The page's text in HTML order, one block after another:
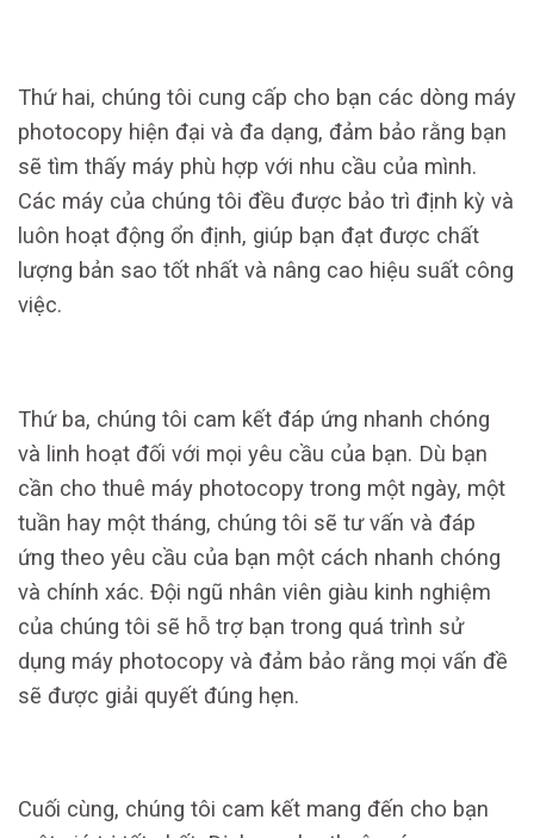
Thứ hai, chúng tôi cung cấp cho bạn các dòng máy
photocopy hiện đại và đa dạng, đảm bảo rằng bạn
sẽ tìm thấy máy phù hợp với nhu cầu của mình.
Các máy của chúng tôi đều được bảo trì định kỳ và
luôn hoạt động ổn định, giúp bạn đạt được chất
lượng bản sao tốt nhất và nâng cao hiệu suất công
việc.
Thứ ba, chúng tôi cam kết đáp ứng nhanh chóng
và linh hoạt đối với mọi yêu cầu của bạn. Dù bạn
cần cho thuê máy photocopy trong một ngày, một
tuần hay một tháng, chúng tôi sẽ tư vấn và đáp
ứng theo yêu cầu của bạn một cách nhanh chóng
và chính xác. Đội ngũ nhân viên giàu kinh nghiệm
của chúng tôi sẽ hỗ trợ bạn trong quá trình sử
dụng máy photocopy và đảm bảo rằng mọi vấn đề
sẽ được giải quyết đúng hẹn.
Cuối cùng, chúng tôi cam kết mang đến cho bạn